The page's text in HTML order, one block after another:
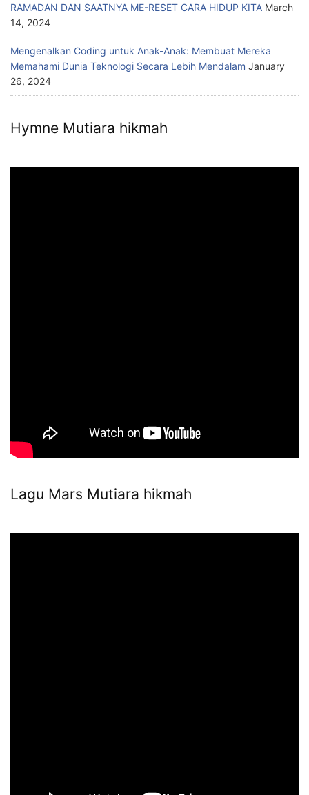
RAMADAN DAN SAATNYA ME-RESET CARA HIDUP KITA March
14, 2024
Mengenalkan Coding untuk Anak-Anak: Membuat Mereka
Memahami Dunia Teknologi Secara Lebih Mendalam January
26, 2024
Hymne Mutiara hikmah
Lagu Mars Mutiara hikmah